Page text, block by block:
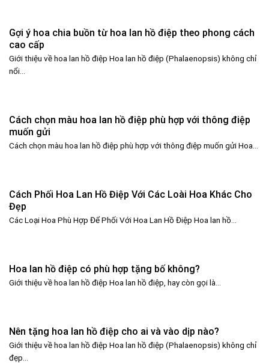
Gợi ý hoa chia buồn từ hoa lan hồ điệp theo phong cách
cao cấp
Giới thiệu về hoa lan hồ điệp Hoa lan hồ điệp (Phalaenopsis) không chỉ
nổi...
Cách chọn màu hoa lan hồ điệp phù hợp với thông điệp
muốn gửi
Cách chọn màu hoa lan hồ điệp phù hợp với thông điệp muốn gửi Hoa...
Cách Phối Hoa Lan Hồ Điệp Với Các Loài Hoa Khác Cho
Đẹp
Các Loại Hoa Phù Hợp Để Phối Với Hoa Lan Hồ Điệp Hoa lan hồ...
Hoa lan hồ điệp có phù hợp tặng bố không?
Giới thiệu về hoa lan hồ điệp Hoa lan hồ điệp, hay còn gọi là...
Nên tặng hoa lan hồ điệp cho ai và vào dịp nào?
Giới thiệu về hoa lan hồ điệp Hoa lan hồ điệp (Phalaenopsis) không chỉ
đẹp...